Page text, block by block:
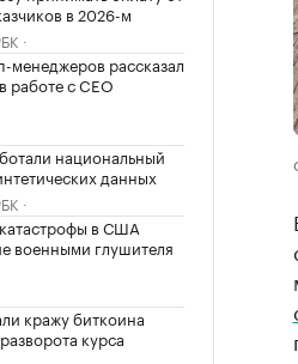
в 2026-м
менеджеров рассказал
работе с CEO
национальный
данных
в США
военными глушителя
кражу биткоина
курса